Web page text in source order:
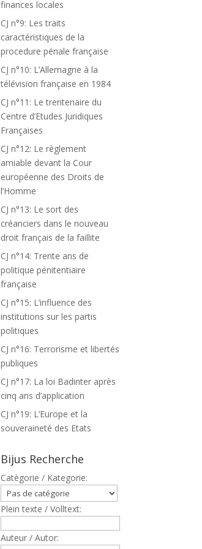
finances locales
CJ n°9: Les traits
caractéristiques de la
procedure pénale française
CJ n°10: L’Allemagne à la
télévision française en 1984
CJ n°11: Le trentenaire du
Centre d’Etudes Juridiques
Françaises
CJ n°12: Le règlement
amiable devant la Cour
européenne des Droits de
l’Homme
CJ n°13: Le sort des
créanciers dans le nouveau
droit français de la faillite
CJ n°14: Trente ans de
politique pénitentiaire
française
CJ n°15: L’influence des
institutions sur les partis
politiques
CJ n°16: Terrorisme et libertés
publiques
CJ n°17: La loi Badinter après
cinq ans d’application
CJ n°19: L’Europe et la
souveraineté des Etats
Bijus Recherche
Catègorie / Kategorie:
Plein texte / Volltext:
Auteur / Autor: